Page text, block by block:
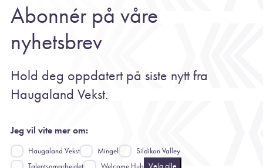
Abonnér på våre
nyhetsbrev
Hold deg oppdatert på siste nytt fra
Haugaland Vekst.
Jeg vil vite mer om:
Haugaland Vekst Mingel
Sildikon Valley
Velg alle